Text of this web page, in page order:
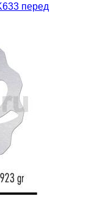
перед